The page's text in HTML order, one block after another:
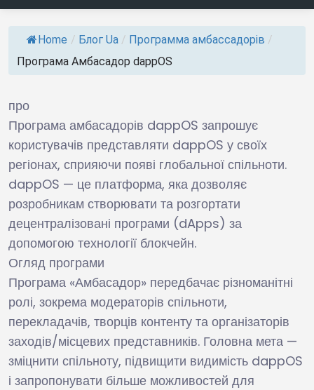
Home / Блог Ua / Программа амбассадорів /
Програма Амбасадор dappOS
про
Програма амбасадорів dappOS запрошує
користувачів представляти dappOS у своїх
регіонах, сприяючи появі глобальної спільноти.
dappOS — це платформа, яка дозволяє
розробникам створювати та розгортати
децентралізовані програми (dApps) за
допомогою технології блокчейн.
Огляд програми
Програма «Амбасадор» передбачає різноманітні
ролі, зокрема модераторів спільноти,
перекладачів, творців контенту та організаторів
заходів/місцевих представників. Головна мета —
зміцнити спільноту, підвищити видимість dappOS
і запропонувати більше можливостей для